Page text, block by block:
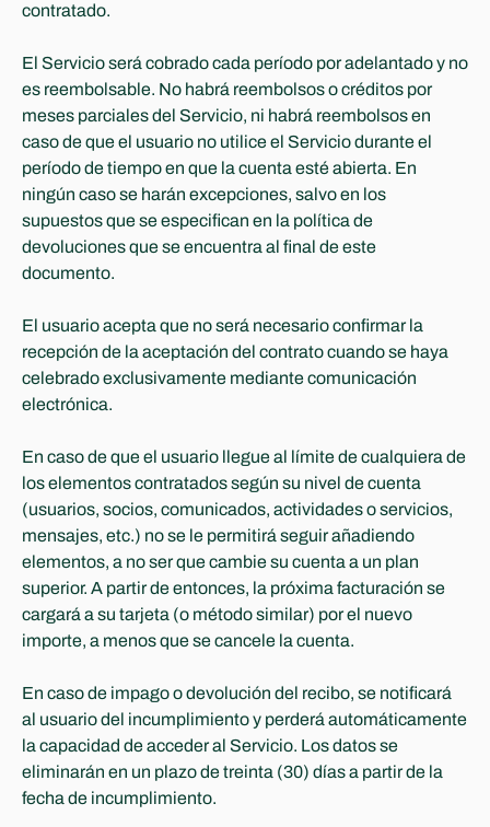
contratado.
El Servicio será cobrado cada período por adelantado y no
es reembolsable. No habrá reembolsos o créditos por
meses parciales del Servicio, ni habrá reembolsos en
caso de que el usuario no utilice el Servicio durante el
período de tiempo en que la cuenta esté abierta. En
ningún caso se harán excepciones, salvo en los
supuestos que se especifican en la política de
devoluciones que se encuentra al final de este
documento.
El usuario acepta que no será necesario confirmar la
recepción de la aceptación del contrato cuando se haya
celebrado exclusivamente mediante comunicación
electrónica.
En caso de que el usuario llegue al límite de cualquiera de
los elementos contratados según su nivel de cuenta
(usuarios, socios, comunicados, actividades o servicios,
mensajes, etc.) no se le permitirá seguir añadiendo
elementos, a no ser que cambie su cuenta a un plan
superior. A partir de entonces, la próxima facturación se
cargará a su tarjeta (o método similar) por el nuevo
importe, a menos que se cancele la cuenta.
En caso de impago o devolución del recibo, se notificará
al usuario del incumplimiento y perderá automáticamente
la capacidad de acceder al Servicio. Los datos se
eliminarán en un plazo de treinta (30) días a partir de la
fecha de incumplimiento.